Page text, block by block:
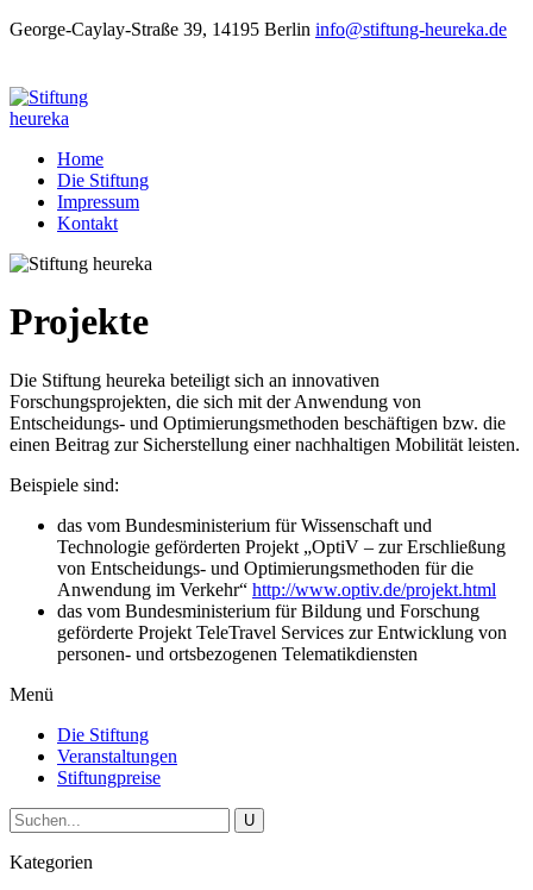
George-Caylay-Straße 39, 14195 Berlin info@stiftung-heureka.de
Home
Die Stiftung
Impressum
Kontakt
Projekte
Die Stiftung heureka beteiligt sich an innovativen
Forschungsprojekten, die sich mit der Anwendung von
Entscheidungs- und Optimierungsmethoden beschäftigen bzw. die
einen Beitrag zur Sicherstellung einer nachhaltigen Mobilität leisten.
Beispiele sind:
das vom Bundesministerium für Wissenschaft und
Technologie geförderten Projekt „OptiV – zur Erschließung
von Entscheidungs- und Optimierungsmethoden für die
Anwendung im Verkehr“ http://www.optiv.de/projekt.html
das vom Bundesministerium für Bildung und Forschung
geförderte Projekt TeleTravel Services zur Entwicklung von
personen- und ortsbezogenen Telematikdiensten
Menü
Die Stiftung
Veranstaltungen
Stiftungpreise
Kategorien